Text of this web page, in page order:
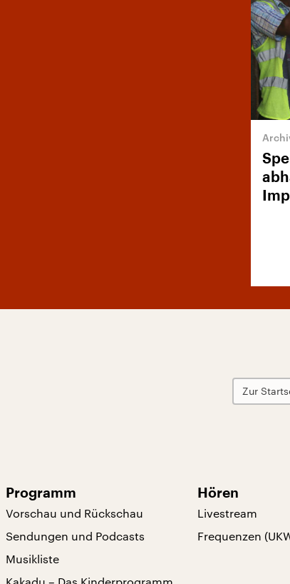
Zur
Programm
Vorschau und Rückschau
Sendungen und Podcasts
Musikliste
Hören
Livestream
Frequenzen